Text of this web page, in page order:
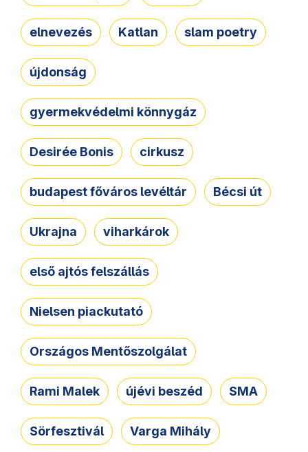
elnevezés Katlan slam poetry
újdonság
gyermekvédelmi könnygáz
Desirée Bonis cirkusz
budapest főváros levéltár Bécsi út
Ukrajna viharkárok
első ajtós felszállás
Nielsen piackutató
Országos Mentőszolgálat
Rami Malek újévi beszéd SMA
Sörfesztivál Varga Mihály